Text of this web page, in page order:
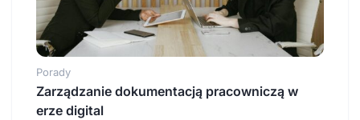
Porady
Zarządzanie dokumentacją pracowniczą w
erze digital